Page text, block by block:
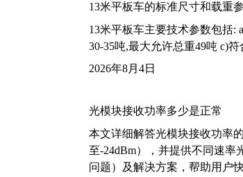
13米平板车的标准尺寸和载重
13米平板车主要技术参数包括:
30-35吨,最大允许总重49吨 c)
2026年8月4日
光模块接收功率多少是正常
本文详细解答光模块接收功率
至-24dBm），并提供不同速
问题）及解决方案，帮助用户